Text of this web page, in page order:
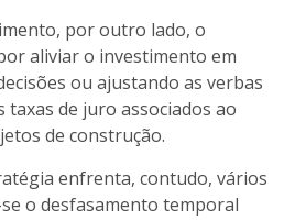
por outro lado, o
aliviar o investimento em
ou ajustando as verbas
taxas de juro associados ao
de construção.
enfrenta, contudo, vários
o desfasamento temporal